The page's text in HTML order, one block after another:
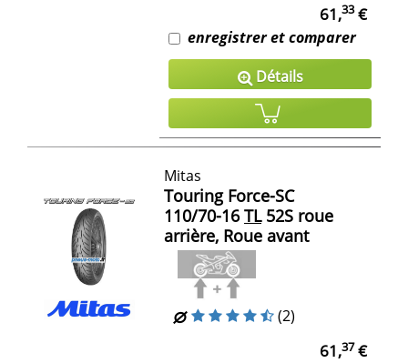
61,33€
enregistrer et comparer
Détails
Mitas
Touring Force-SC
110/70-16 TL52S roue
arrière, Roue avant
(2)
61,37€